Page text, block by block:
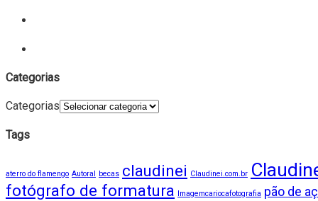
Categorias
Categorias
Tags
aterro do flamengo Autoral becas claudinei Claudinei.com.br
fotógrafo de formatura Imagemcariocafotografia pão de